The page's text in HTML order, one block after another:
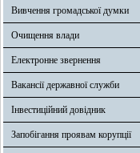
Вивчення громадської думки
Очищення влади
Електронне звернення
Вакансії державної служби
Інвестиційний довідник
Запобігання проявам корупції